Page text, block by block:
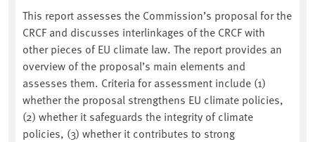
This report assesses the Commission’s proposal for the
CRCF and discusses interlinkages of the CRCF with
other pieces of EU climate law. The report provides an
overview of the proposal’s main elements and
assesses them. Criteria for assessment include (1)
whether the proposal strengthens EU climate policies,
(2) whether it safeguards the integrity of climate
policies, (3) whether it contributes to strong